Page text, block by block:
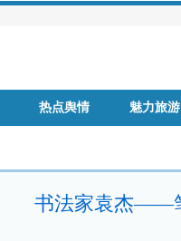
热点舆情 魅力旅游
书法家袁杰——